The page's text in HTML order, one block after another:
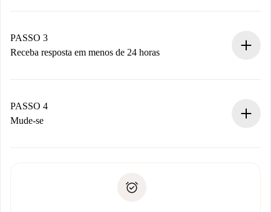
Não cobramos nada até que o proprietário confirme.
PASSO 3
Receba resposta em menos de 24 horas
proprietário.
Se recusada: não cobraremos nada e ofereceremos
Débito direto bancário
PASSO 4
Mude-se
não comunicar nenhum problema.